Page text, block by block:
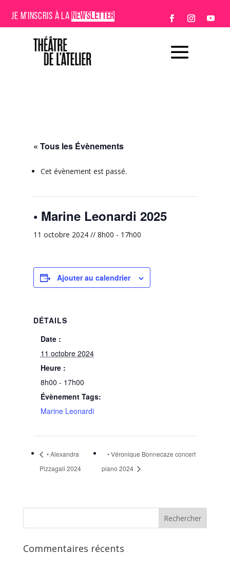
JE M’INSCRIS À LA NEWSLETTER
« Tous les Évènements
Cet évènement est passé.
• Marine Leonardi 2025
11 octobre 2024 // 8h00 - 17h00
Ajouter au calendrier
DÉTAILS
Date :
11 octobre 2024
Heure :
8h00 - 17h00
Évènement Tags:
Marine Leonardi
• Alexandra
Pizzagali 2024
• Véronique Bonnecaze concert
piano 2024
Commentaires récents